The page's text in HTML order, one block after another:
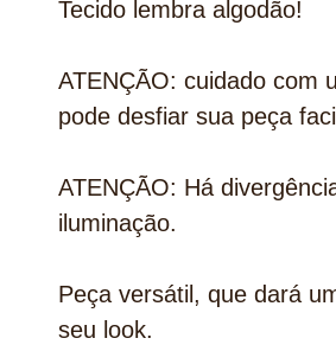
Tecido lembra algodão!
ATENÇÃO: cuidado com
pode desfiar sua peça
ATENÇÃO: Há
iluminação.
Peça versátil, que dará
seu look.